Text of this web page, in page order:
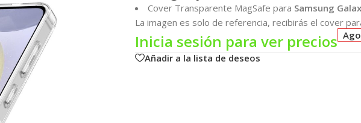
Cover Transparente MagSafe para Samsung
La imagen es solo de referencia, recibirás el cover
Inicia sesión para ver precios
Añadir a la lista de deseos